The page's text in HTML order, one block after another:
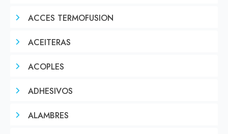
ACCES TERMOFUSION
ACEITERAS
ACOPLES
ADHESIVOS
ALAMBRES